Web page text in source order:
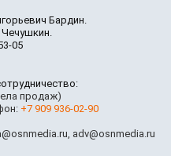
Бардин.
05
продаж)
+7 909 936-02-90
, adv@osnmedia.ru